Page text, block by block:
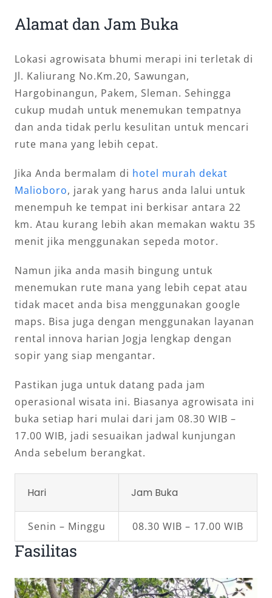
Alamat dan Jam Buka
Lokasi agrowisata bhumi merapi ini terletak di
Jl. Kaliurang No.Km.20, Sawungan,
Hargobinangun, Pakem, Sleman. Sehingga
cukup mudah untuk menemukan tempatnya
dan anda tidak perlu kesulitan untuk mencari
rute mana yang lebih cepat.
Jika Anda bermalam di hotel murah dekat
Malioboro, jarak yang harus anda lalui untuk
menempuh ke tempat ini berkisar antara 22
km. Atau kurang lebih akan memakan waktu 35
menit jika menggunakan sepeda motor.
Namun jika anda masih bingung untuk
menemukan rute mana yang lebih cepat atau
tidak macet anda bisa menggunakan google
maps. Bisa juga dengan menggunakan layanan
rental innova harian Jogja lengkap dengan
sopir yang siap mengantar.
Pastikan juga untuk datang pada jam
operasional wisata ini. Biasanya agrowisata ini
buka setiap hari mulai dari jam 08.30 WIB –
17.00 WIB, jadi sesuaikan jadwal kunjungan
Anda sebelum berangkat.
Hari Jam Buka
Senin – Minggu 08.30 WIB – 17.00 WIB
Fasilitas